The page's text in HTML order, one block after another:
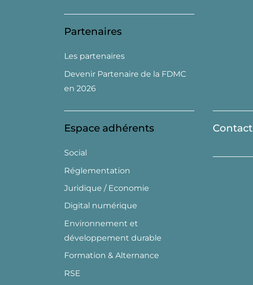
Partenaires
Les partenaires
Devenir Partenaire de la FDMC
en 2026
Espace adhérents
Social
Réglementation
Juridique / Economie
Digital numérique
Environnement et
développement durable
Formation & Alternance
RSE
Contact